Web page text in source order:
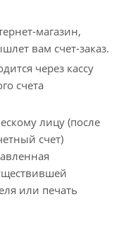
магазин,
вам счет-заказ.
через кассу
счета
лицу (после
счет)
или печать